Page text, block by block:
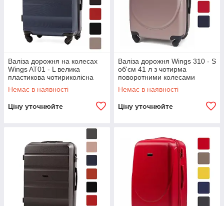
Валіза дорожня на колесах
Wings AT01 - L велика
пластикова чотириколісна
B_1173
Немає в наявності
Ціну уточнюйте
Валіза дорожня Wings 310 - S
об'єм 41 л з чотирма
поворотними колесами
B_1421
Немає в наявності
Ціну уточнюйте